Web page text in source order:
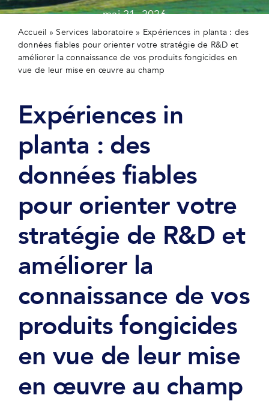
mai 21, 2026
Accueil » Services laboratoire » Expériences in planta : des
données fiables pour orienter votre stratégie de R&D et
améliorer la connaissance de vos produits fongicides en
vue de leur mise en œuvre au champ
Expériences in
planta : des
données fiables
pour orienter votre
stratégie de R&D et
améliorer la
connaissance de vos
produits fongicides
en vue de leur mise
en œuvre au champ